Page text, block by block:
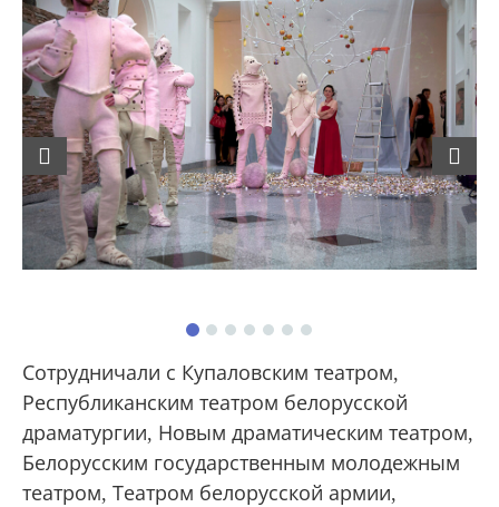
Previous Next
Сотрудничали с Купаловским театром,
Республиканским театром белорусской
драматургии, Новым драматическим театром,
Белорусским государственным молодежным
театром, Театром белорусской армии,